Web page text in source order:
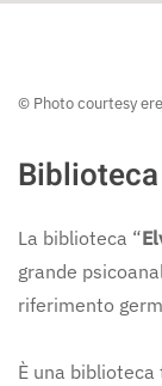
© Photo courtesy
La biblioteca “
grande
riferimento
È una